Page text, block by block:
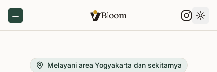
Toggle Menu Bloom
Melayani area Yogyakarta dan sekitarnya